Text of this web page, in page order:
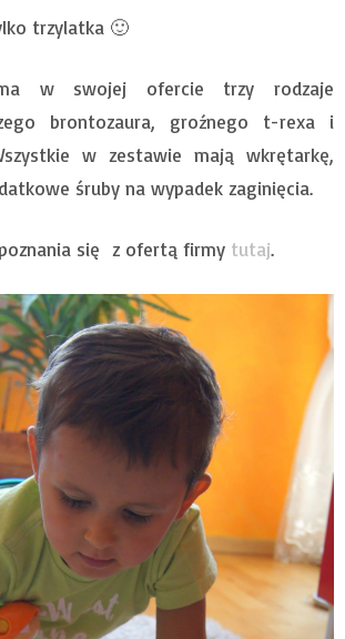
trzylatka 🙂
w swojej ofercie trzy rodzaje
brontozaura, groźnego t-rexa i
w zestawie mają wkrętarkę,
śruby na wypadek zaginięcia.
się z ofertą firmy tutaj.